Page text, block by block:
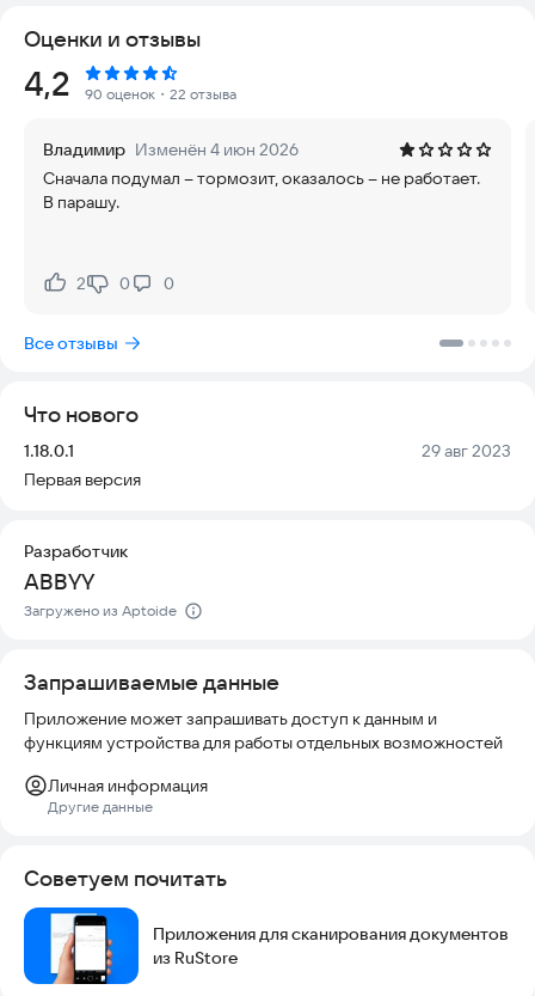
Распознавание работает даже в сложных условиях — при
плохом освещении, складках бумаги или нечётких
изображениях. Поддерживает широкий спектр форматов:
PDF, Word, Excel и другие.
юристов, переводчиков и всех, кто часто работает с
бумажными документами.
Поддерживает офлайн-режим — никаких проблем с
Сохраняйте, редактируйте и делитесь документами в
удобных форматах.
уже сегодня.
Оценки и отзывы
Рейтинг:
4,2 90 оценок ・22 отзыва
Владимир Изменён 4 июн 2026
Сначала подумал – тормозит, оказалось – не работает.
В парашу.
Нравится:
2Не нравится:
0 0
Все отзывы
Что нового
Версия:
1.18.0.1 Дата:
29 авг 2023
Первая версия
Разработчик
ABBYY
Загружено из Aptoide
Запрашиваемые данные
Приложение может запрашивать доступ к данным и
функциям устройства для работы отдельных возможностей
Личная информация
Другие данные
Советуем почитать
Приложения для сканирования документов
из RuStore